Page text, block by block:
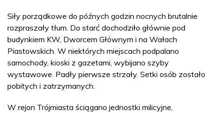
Siły porządkowe do późnych godzin nocnych brutalnie
rozpraszały tłum. Do starć dochodziło głównie pod
budynkiem KW, Dworcem Głównym i na Wałach
Piastowskich. W niektórych miejscach podpalano
samochody, kioski z gazetami, wybijano szyby
wystawowe. Padły pierwsze strzały. Setki osób zostało
pobitych i zatrzymanych.
W rejon Trójmiasta ściągano jednostki milicyjne,